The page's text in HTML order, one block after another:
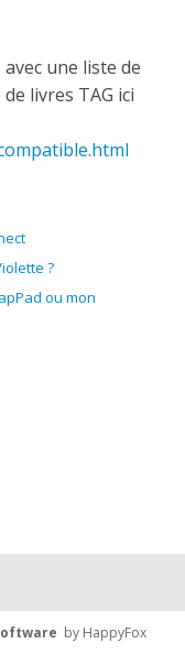
une liste de
livres TAG ici
?
ou mon
by HappyFox